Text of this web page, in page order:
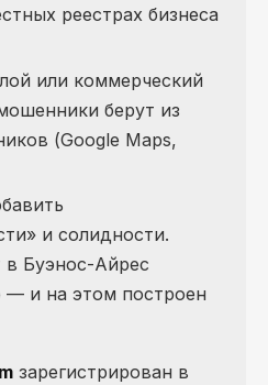
реестрах бизнеса
или коммерческий
берут из
(Google Maps,
и солидности.
в Буэнос-Айрес
— и на этом построен
зарегистрирован в